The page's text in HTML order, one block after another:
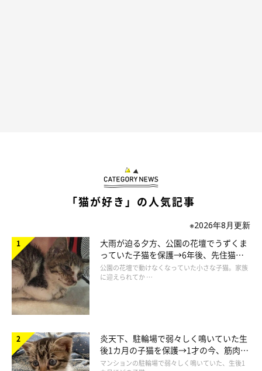
「猫が好き」の人気記事
※2026年8月更新
大雨が迫る夕方、公園の花壇でうずくま
っていた子猫を保護→6年後、先住猫
と“姉妹”のような関係に
公園の花壇で動けなくなっていた小さな子猫。家族
に迎えられてか …
炎天下、駐輪場で弱々しく鳴いていた生
後1カ月の子猫を保護→1才の今、筋肉質
でツンデレなコに成長
マンションの駐輪場で弱々しく鳴いていた、生後1